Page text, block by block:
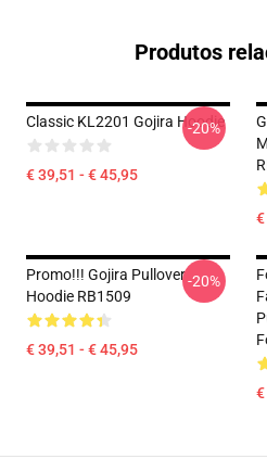
Produtos
Classic KL2201 Gojira Hoodie
€ 39,51 - € 45,95
-20%
€
Promo!!! Gojira Pullover
Hoodie RB1509
€ 39,51 - € 45,95
-20%
€